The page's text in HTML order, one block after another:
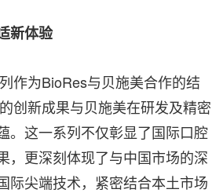
新体验
作为BioRes与贝施美合作的结
创新成果与贝施美在研发及精密
。这一系列不仅彰显了国际口腔
，更深刻体现了与中国市场的深
际尖端技术，紧密结合本土市场